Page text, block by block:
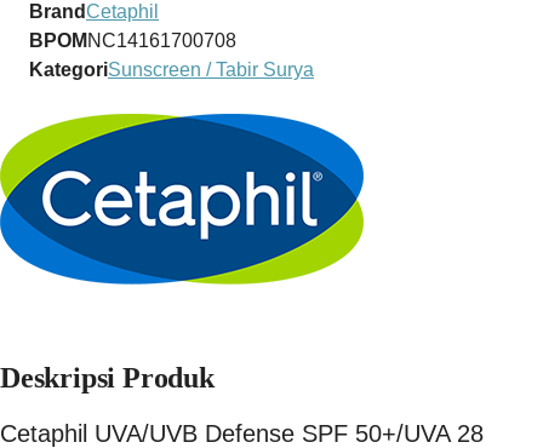
BrandCetaphil
BPOM NC14161700708
KategoriSunscreen / Tabir Surya
Deskripsi Produk
Cetaphil UVA/UVB Defense SPF 50+/UVA 28